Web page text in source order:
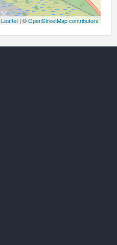
Leaflet| ©OpenStreetMap contributors